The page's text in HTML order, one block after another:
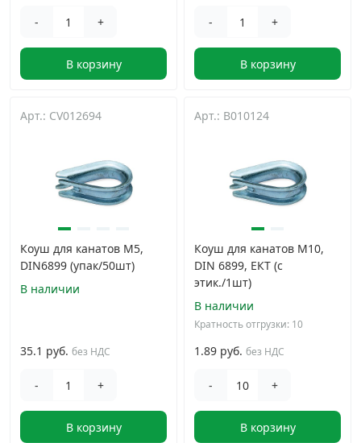
- +
В корзину
- +
В корзину
Арт.: CV012694
Коуш для канатов М5,
DIN6899 (упак/50шт)
В наличии
35.1 руб. без НДС
- +
В корзину
Арт.: B010124
Коуш для канатов M10,
DIN 6899, ЕКТ (с
этик./1шт)
В наличии
Кратность отгрузки: 10
1.89 руб. без НДС
- +
В корзину